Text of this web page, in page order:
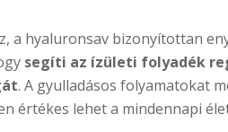
a hyaluronsav bizonyítottan
segíti az ízületi folyadék
. A gyulladásos folyamatokat
értékes lehet a mindennapi